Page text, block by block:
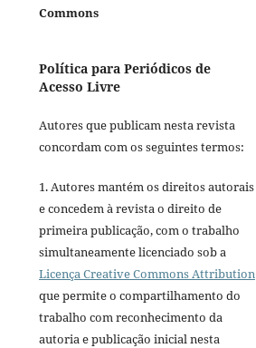
Commons
Política para Periódicos de
Acesso Livre
Autores que publicam nesta revista
concordam com os seguintes termos:
1. Autores mantém os direitos autorais
e concedem à revista o direito de
primeira publicação, com o trabalho
simultaneamente licenciado sob a
Licença Creative Commons Attribution
que permite o compartilhamento do
trabalho com reconhecimento da
autoria e publicação inicial nesta